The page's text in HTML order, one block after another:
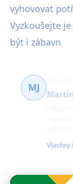
vyhovovat
Vyzkoušejte
být i zábavn
MJ
Všechny